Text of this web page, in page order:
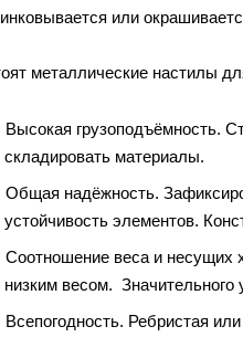
или
металлические настилы
Высокая грузоподъёмность.
складировать материалы.
Общая надёжность.
устойчивость элементов.
Соотношение веса и несущих
низким весом. Значительного
Всепогодность. Ребристая